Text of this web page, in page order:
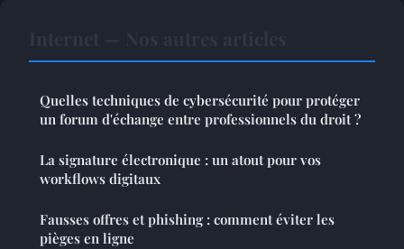
Quelles techniques de cybersécurité pour protéger
un forum d'échange entre professionnels du droit ?
La signature électronique : un atout pour vos
workflows digitaux
Fausses offres et phishing : comment éviter les
pièges en ligne